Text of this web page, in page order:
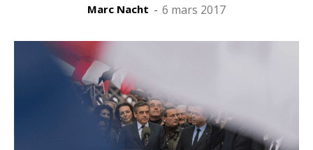
Marc Nacht - 6 mars 2017